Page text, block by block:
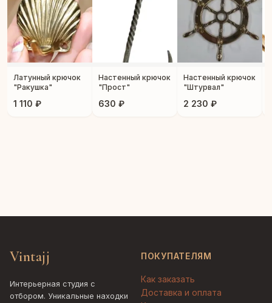
Латунный крючок
"Ракушка"
1 110 ₽
Настенный крючок
"Прост"
630 ₽
Настенный крючок
"Штурвал"
2 230 ₽
Vintajj
Интерьерная студия с
отбором. Уникальные находки
ПОКУПАТЕЛЯМ
Как заказать
Доставка и оплата